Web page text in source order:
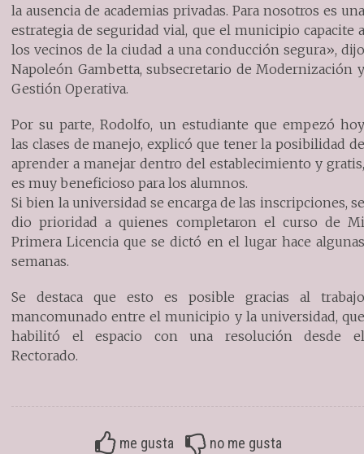
la ausencia de academias privadas. Para nosotros es una
estrategia de seguridad vial, que el municipio capacite a
los vecinos de la ciudad a una conducción segura», dijo
Napoleón Gambetta, subsecretario de Modernización y
Gestión Operativa.
Por su parte, Rodolfo, un estudiante que empezó hoy
las clases de manejo, explicó que tener la posibilidad de
aprender a manejar dentro del establecimiento y gratis,
es muy beneficioso para los alumnos.
Si bien la universidad se encarga de las inscripciones, se
dio prioridad a quienes completaron el curso de Mi
Primera Licencia que se dictó en el lugar hace algunas
semanas.
Se destaca que esto es posible gracias al trabajo
mancomunado entre el municipio y la universidad, que
habilitó el espacio con una resolución desde el
Rectorado.
me gusta no me gusta